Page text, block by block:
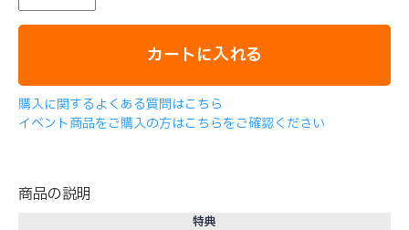
カートに入れる
購入に関するよくある質問はこちら
イベント商品をご購入の方はこちらをご確認ください
商品の説明
特典